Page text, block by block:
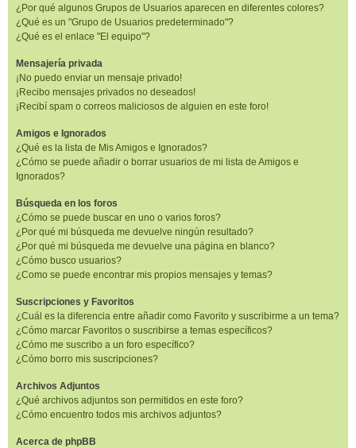
¿Por qué algunos Grupos de Usuarios aparecen en diferentes colores?
¿Qué es un "Grupo de Usuarios predeterminado"?
¿Qué es el enlace "El equipo"?
Mensajería privada
¡No puedo enviar un mensaje privado!
¡Recibo mensajes privados no deseados!
¡Recibí spam o correos maliciosos de alguien en este foro!
Amigos e Ignorados
¿Qué es la lista de Mis Amigos e Ignorados?
¿Cómo se puede añadir o borrar usuarios de mi lista de Amigos e
Ignorados?
Búsqueda en los foros
¿Cómo se puede buscar en uno o varios foros?
¿Por qué mi búsqueda me devuelve ningún resultado?
¿Por qué mi búsqueda me devuelve una página en blanco?
¿Cómo busco usuarios?
¿Como se puede encontrar mis propios mensajes y temas?
Suscripciones y Favoritos
¿Cuál es la diferencia entre añadir como Favorito y suscribirme a un tema?
¿Cómo marcar Favoritos o suscribirse a temas específicos?
¿Cómo me suscribo a un foro específico?
¿Cómo borro mis suscripciones?
Archivos Adjuntos
¿Qué archivos adjuntos son permitidos en este foro?
¿Cómo encuentro todos mis archivos adjuntos?
Acerca de phpBB